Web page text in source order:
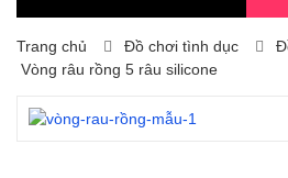
Trang chủ Đồ chơi tình dục
Vòng râu rồng 5 râu silicone